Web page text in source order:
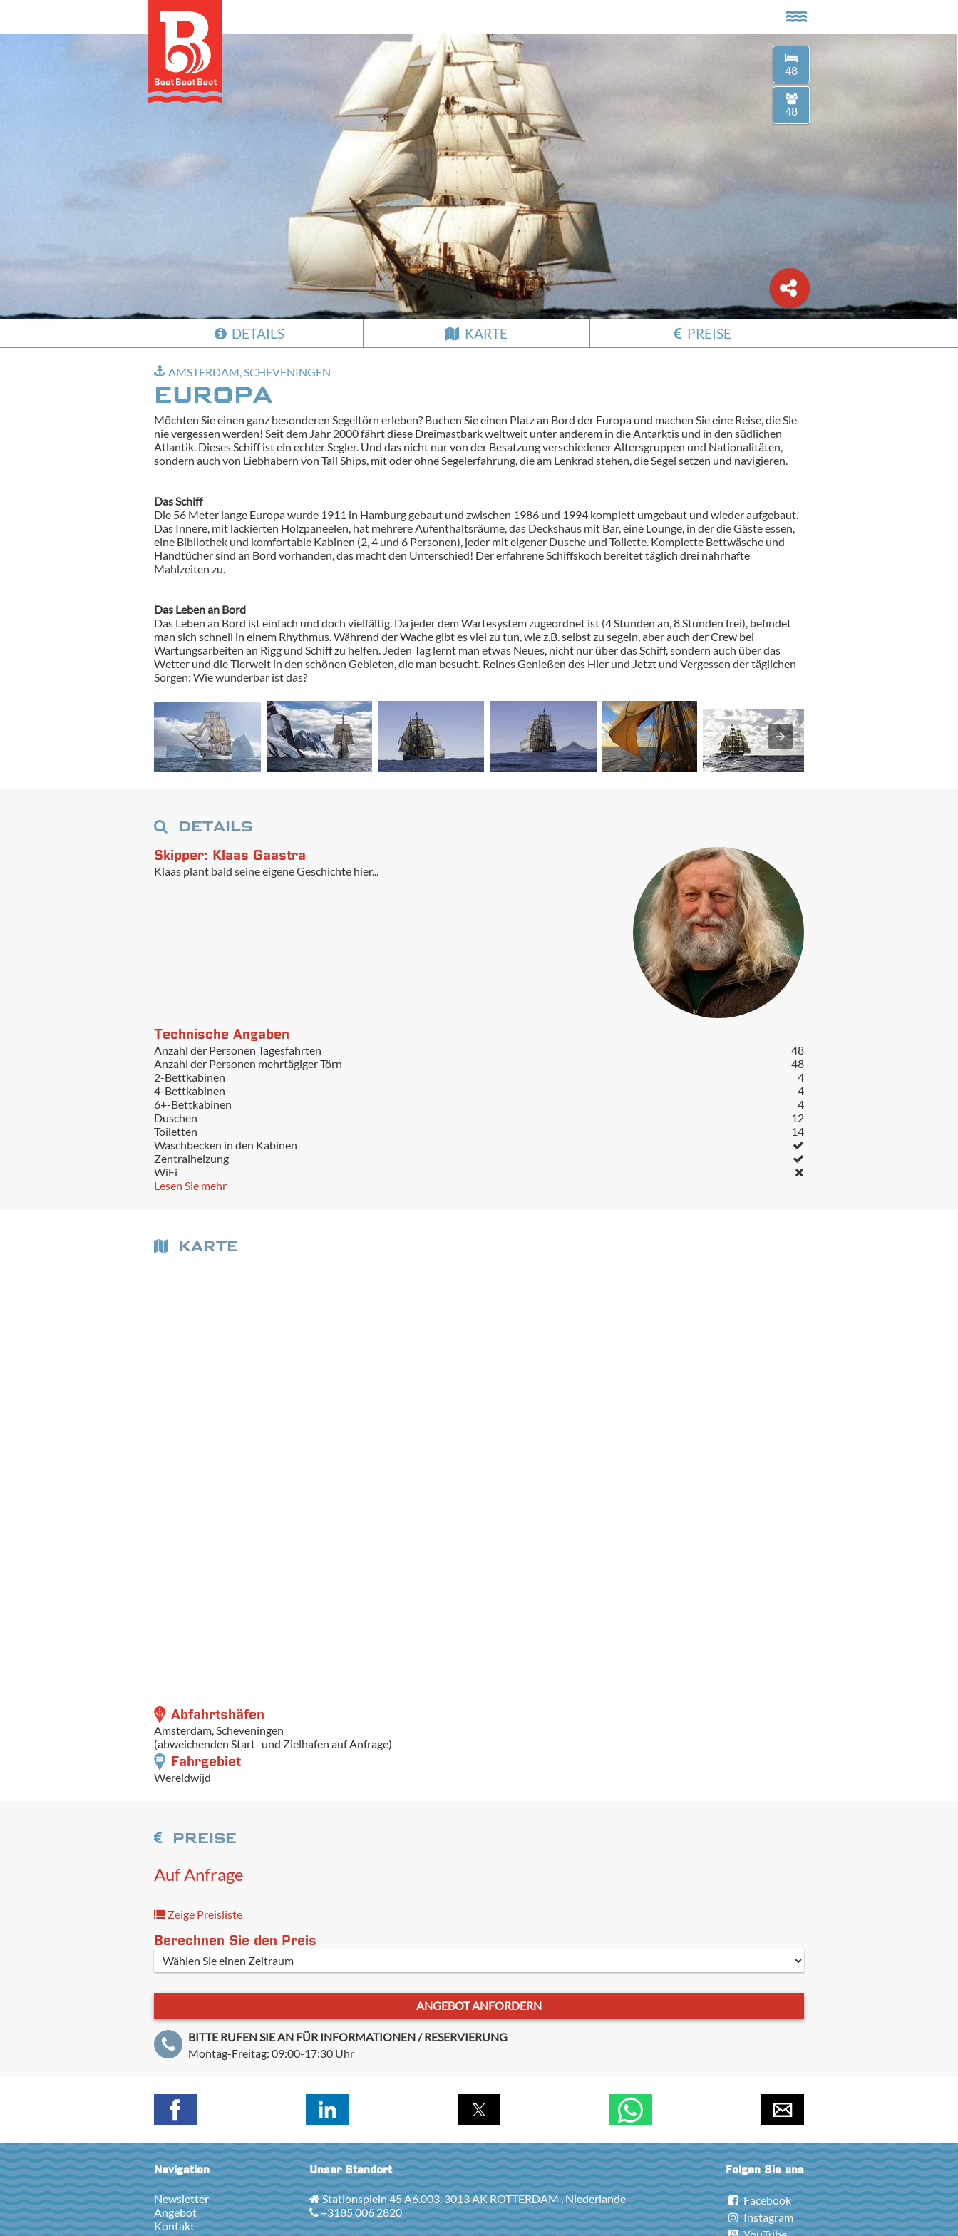
48
48
DETAILS KARTE PREISE
AMSTERDAM, SCHEVENINGEN
EUROPA
Möchten Sie einen ganz besonderen Segeltörn erleben? Buchen Sie einen Platz an Bord der Europa und machen Sie eine Reise, die Sie
nie vergessen werden! Seit dem Jahr 2000 fährt diese Dreimastbark weltweit unter anderem in die Antarktis und in den südlichen
Atlantik. Dieses Schiff ist ein echter Segler. Und das nicht nur von der Besatzung verschiedener Altersgruppen und Nationalitäten,
sondern auch von Liebhabern von Tall Ships, mit oder ohne Segelerfahrung, die am Lenkrad stehen, die Segel setzen und navigieren.
Das Schiff
Die 56 Meter lange Europa wurde 1911 in Hamburg gebaut und zwischen 1986 und 1994 komplett umgebaut und wieder aufgebaut.
Das Innere, mit lackierten Holzpaneelen, hat mehrere Aufenthaltsräume, das Deckshaus mit Bar, eine Lounge, in der die Gäste essen,
eine Bibliothek und komfortable Kabinen (2, 4 und 6 Personen), jeder mit eigener Dusche und Toilette. Komplette Bettwäsche und
Handtücher sind an Bord vorhanden, das macht den Unterschied! Der erfahrene Schiffskoch bereitet täglich drei nahrhafte
Mahlzeiten zu.
Das Leben an Bord
Das Leben an Bord ist einfach und doch vielfältig. Da jeder dem Wartesystem zugeordnet ist (4 Stunden an, 8 Stunden frei), befindet
man sich schnell in einem Rhythmus. Während der Wache gibt es viel zu tun, wie z.B. selbst zu segeln, aber auch der Crew bei
Wartungsarbeiten an Rigg und Schiff zu helfen. Jeden Tag lernt man etwas Neues, nicht nur über das Schiff, sondern auch über das
Wetter und die Tierwelt in den schönen Gebieten, die man besucht. Reines Genießen des Hier und Jetzt und Vergessen der täglichen
Sorgen: Wie wunderbar ist das?
DETAILS
Skipper: Klaas Gaastra
Klaas plant bald seine eigene Geschichte hier...
Technische Angaben
Anzahl der Personen Tagesfahrten
48
Anzahl der Personen mehrtägiger Törn
48
2-Bettkabinen
4
4-Bettkabinen
4
6+-Bettkabinen
4
Duschen
12
Toiletten
14
Waschbecken in den Kabinen
Zentralheizung
WiFi
Lesen Sie mehr
KARTE
Abfahrtshäfen
Amsterdam, Scheveningen
(abweichenden Start- und Zielhafen auf Anfrage)
Fahrgebiet
Wereldwijd
PREISE
Auf Anfrage
Zeige Preisliste
Berechnen Sie den Preis
ANGEBOT ANFORDERN
BITTE RUFEN SIE AN FÜR INFORMATIONEN / RESERVIERUNG
Montag-Freitag: 09:00-17:30 Uhr
Navigation
Newsletter
Angebot
Kontakt
Unser Standort
Stationsplein 45 A6.003, 3013 AK ROTTERDAM , Niederlande
+3185 006 2820
Folgen Sie uns
Facebook
Instagram